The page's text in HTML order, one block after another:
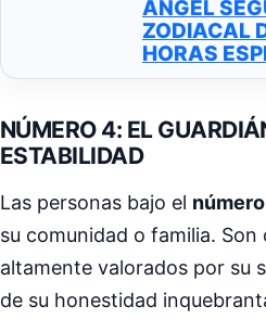
ÁNGEL
ZODIACAL
HORAS
NÚMERO 4: EL
ESTABILIDAD
Las personas bajo el
su comunidad o familia. Son
altamente valorados por su
de su honestidad